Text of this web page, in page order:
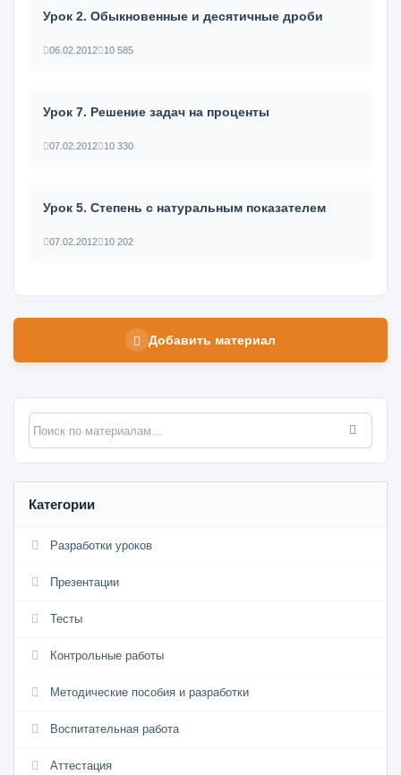
Урок 2. Обыкновенные и десятичные дроби
06.02.2012 10 585
Урок 7. Решение задач на проценты
07.02.2012 10 330
Урок 5. Степень с натуральным показателем
07.02.2012 10 202
Добавить материал
Категории
Разработки уроков
Презентации
Тесты
Контрольные работы
Методические пособия и разработки
Воспитательная работа
Аттестация